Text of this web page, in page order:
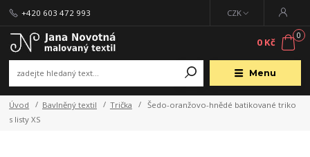
Menu
CZK
+420 603 472 993
0
0 Kč
Úvod Bavlněný textil Trička
Šedo-oranžovo-hnědé batikované triko
s listy XS